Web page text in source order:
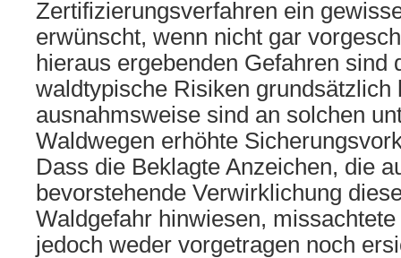
Zertifizierungsverfahren ein
erwünscht, wenn nicht gar
hieraus ergebenden Gefahren sind
waldtypische Risiken grundsätzlich
ausnahmsweise sind an solchen
Waldwegen erhöhte
Dass die Beklagte Anzeichen, die
bevorstehende Verwirklichung
Waldgefahr hinwiesen,
jedoch weder vorgetragen noch